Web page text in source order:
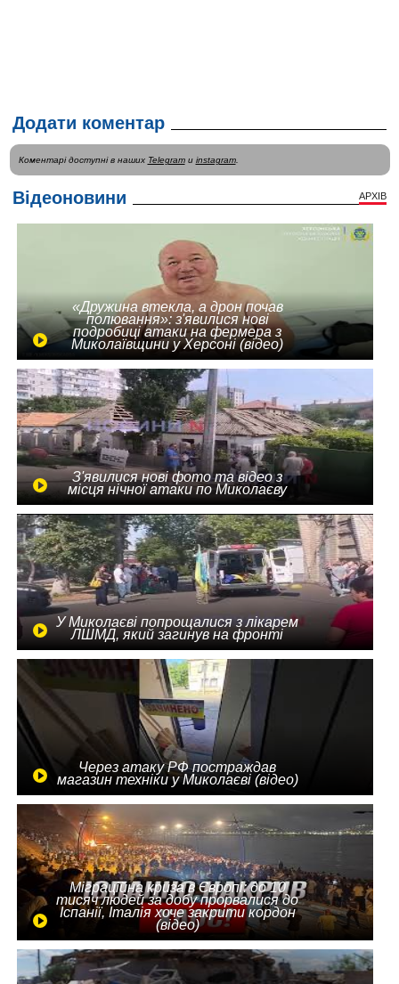
Додати коментар
Коментарі доступні в наших Telegramи instagram.
Відеоновини АРХІВ
«Дружина втекла, а дрон почав
полювання»: з'явилися нові
подробиці атаки на фермера з
Миколаївщини у Херсоні (відео)
З'явилися нові фото та відео з
місця нічної атаки по Миколаєву
У Миколаєві попрощалися з лікарем
ЛШМД, який загинув на фронті
Через атаку РФ постраждав
магазин техніки у Миколаєві (відео)
Міграційна криза в Європі: до 10
тисяч людей за добу прорвалися до
Іспанії, Італія хоче закрити кордон
(відео)